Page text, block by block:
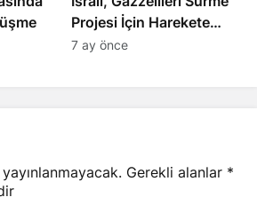
Projesi İçin Harekete
Geçti
7 ay önce
Gerekli alanlar *